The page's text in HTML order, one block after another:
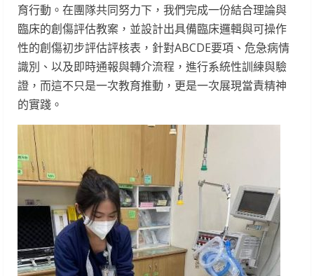
育行動。在團隊共同努力下，我們完成一份結合理論與
臨床的創傷評估教案，並設計出具備臨床邏輯與可操作
性的創傷初步評估評核表，針對ABCDE要項、危急病情
識別、以及即時通報與轉介流程，進行系統性訓練與驗
證，而這不只是一次教育推動，更是一次展現當責精神
的實踐。